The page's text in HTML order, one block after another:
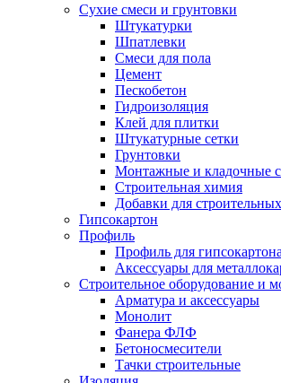
Сухие смеси и грунтовки
Штукатурки
Шпатлевки
Смеси для пола
Цемент
Пескобетон
Гидроизоляция
Клей для плитки
Штукатурные сетки
Грунтовки
Монтажные и кладочные
Строительная химия
Добавки для
Гипсокартон
Профиль
Профиль для гипсокартона
Аксессуары для
Строительное оборудование и
Арматура и аксессуары
Монолит
Фанера ФЛФ
Бетоносмесители
Тачки строительные